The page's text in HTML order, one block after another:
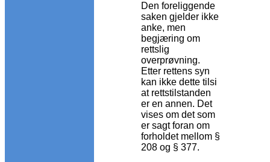
Den foreliggende
saken gjelder ikke
anke, men
begjæring om
rettslig
overprøvning.
Etter rettens syn
kan ikke dette tilsi
at rettstilstanden
er en annen. Det
vises om det som
er sagt foran om
forholdet mellom §
208 og § 377.